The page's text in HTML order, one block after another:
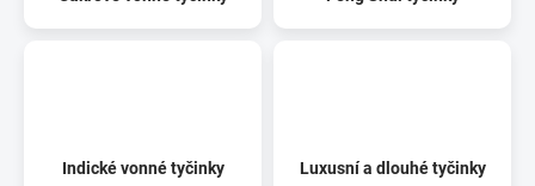
Indické vonné tyčinky Luxusní a dlouhé tyčinky